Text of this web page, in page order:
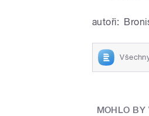
autoři:
MOHLO BY